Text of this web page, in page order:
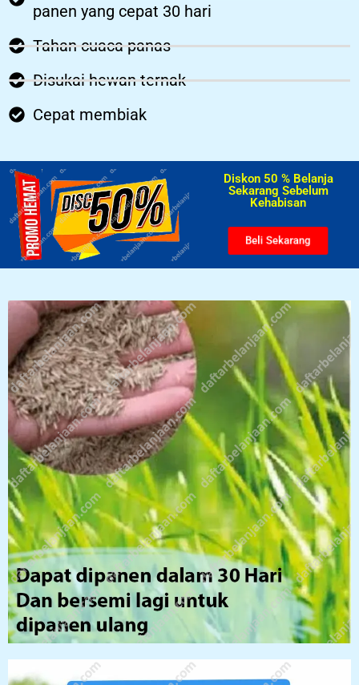
panen yang cepat 30 hari
Tahan cuaca panas
Disukai hewan ternak
Cepat membiak
Diskon 50 % Belanja
Sekarang Sebelum
Kehabisan​
Beli Sekarang